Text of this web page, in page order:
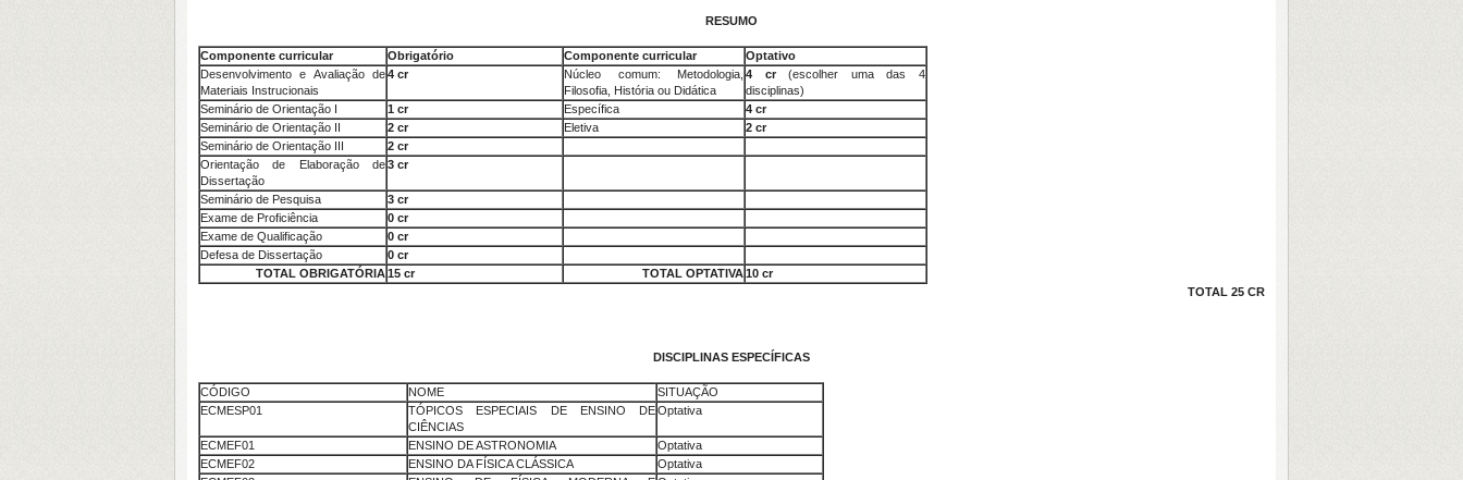
RESUMO
Componente curricular Obrigatório Componente curricular
Optativo
Desenvolvimento e Avaliação de
Materiais Instrucionais
4 cr
Núcleo comum: Metodologia,
Filosofia, História ou Didática
4 cr(escolher uma das 4
disciplinas)
Seminário de Orientação I
1 cr Específica
4 cr
Seminário de Orientação II
2 cr Eletiva
2 cr
Seminário de Orientação III
2 cr
Orientação de Elaboração de
Dissertação
3 cr
Seminário de Pesquisa
3 cr
Exame de Proficiência
0 cr
Exame de Qualificação
0 cr
Defesa de Dissertação
0 cr
TOTAL OBRIGATÓRIA15 cr TOTAL OPTATIVA10 cr
TOTAL 25 CR
DISCIPLINAS ESPECÍFICAS
CÓDIGO NOME
SITUAÇÃO
ECMESP01
TÓPICOS ESPECIAIS DE ENSINO DE
CIÊNCIAS
Optativa
ECMEF01 ENSINO DE ASTRONOMIA
Optativa
ECMEF02
ENSINO DA FÍSICA CLÁSSICA
Optativa